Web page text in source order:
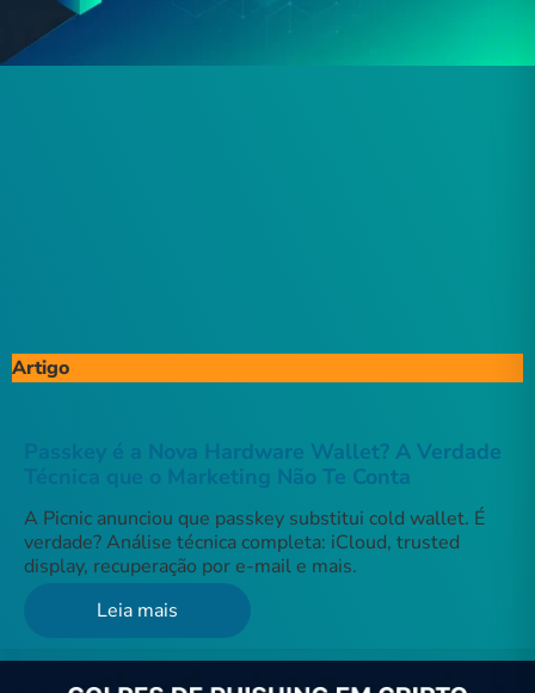
Artigo
Passkey é a Nova Hardware Wallet? A Verdade
Técnica que o Marketing Não Te Conta
A Picnic anunciou que passkey substitui cold wallet. É
verdade? Análise técnica completa: iCloud, trusted
display, recuperação por e-mail e mais.
Leia mais